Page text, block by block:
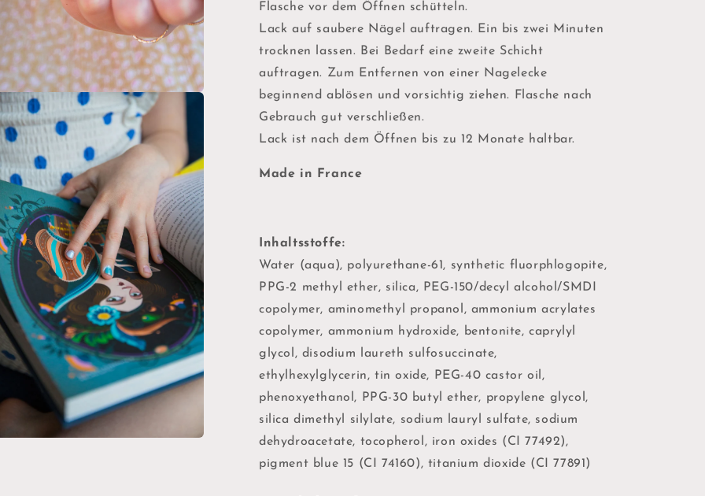
Flasche vor dem Öffnen schütteln.
Lack auf saubere Nägel auftragen. Ein bis zwei Minuten
trocknen lassen. Bei Bedarf eine zweite Schicht
auftragen. Zum Entfernen von einer Nagelecke
beginnend ablösen und vorsichtig ziehen. Flasche nach
Gebrauch gut verschließen.
Lack ist nach dem Öffnen bis zu 12 Monate haltbar.
Made in France
Inhaltsstoffe:
Water (aqua), polyurethane-61, synthetic fluorphlogopite,
PPG-2 methyl ether, silica, PEG-150/decyl alcohol/SMDI
copolymer, aminomethyl propanol, ammonium acrylates
copolymer, ammonium hydroxide, bentonite, caprylyl
glycol, disodium laureth sulfosuccinate,
ethylhexylglycerin, tin oxide, PEG-40 castor oil,
phenoxyethanol, PPG-30 butyl ether, propylene glycol,
silica dimethyl silylate, sodium lauryl sulfate, sodium
dehydroacetate, tocopherol, iron oxides (CI 77492),
pigment blue 15 (CI 74160), titanium dioxide (CI 77891)